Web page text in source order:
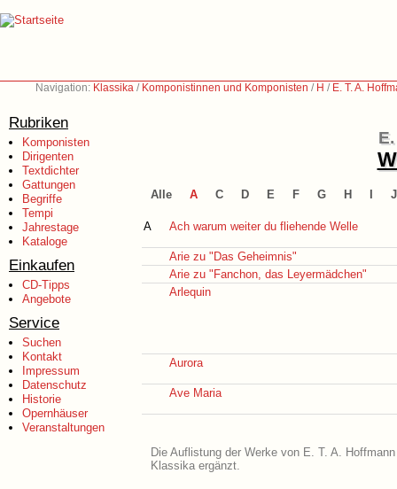
Navigation: Klassika / Komponistinnen und Komponisten / H / E. T. A.
Rubriken
Komponisten
Dirigenten
Textdichter
Gattungen
Begriffe
Tempi
Jahrestage
Kataloge
Einkaufen
CD-Tipps
Angebote
Service
Suchen
Kontakt
Impressum
Datenschutz
Historie
Opernhäuser
Veranstaltungen
Alle A C D E F G H J
A Ach warum weiter du fliehende Welle
Arie zu "Das Geheimnis"
Arie zu "Fanchon, das Leyermädchen"
Arlequin
Aurora
Ave Maria
Die Auflistung der Werke von E. T. A.
Klassika ergänzt.